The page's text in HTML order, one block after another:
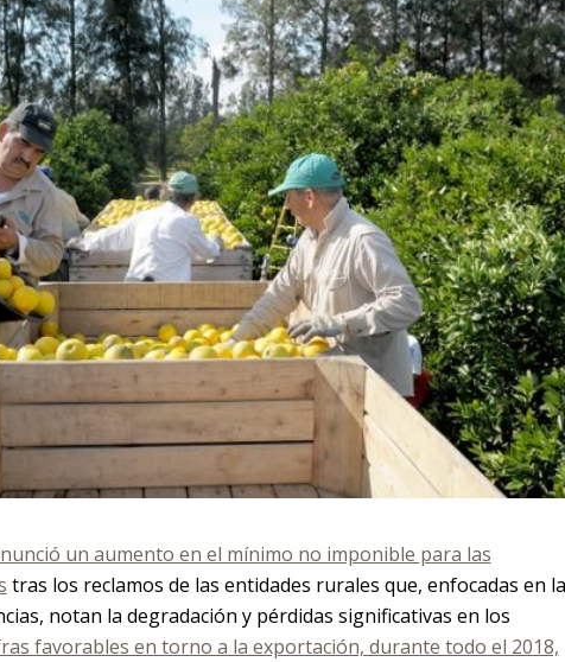
un aumento en el mínimo no imponible para las
tras los reclamos de las entidades rurales que, enfocadas en la
notan la degradación y pérdidas significativas en los
favorables en torno a la exportación, durante todo el 2018,